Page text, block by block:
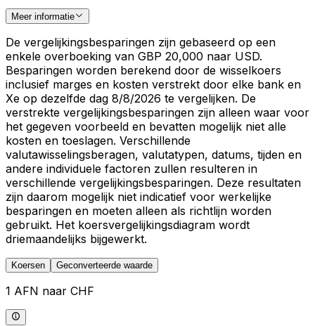
Meer informatie
De vergelijkingsbesparingen zijn gebaseerd op een
enkele overboeking van GBP 20,000 naar USD.
Besparingen worden berekend door de wisselkoers
inclusief marges en kosten verstrekt door elke bank en
Xe op dezelfde dag 8/8/2026 te vergelijken. De
verstrekte vergelijkingsbesparingen zijn alleen waar voor
het gegeven voorbeeld en bevatten mogelijk niet alle
kosten en toeslagen. Verschillende
valutawisselingsberagen, valutatypen, datums, tijden en
andere individuele factoren zullen resulteren in
verschillende vergelijkingsbesparingen. Deze resultaten
zijn daarom mogelijk niet indicatief voor werkelijke
besparingen en moeten alleen als richtlijn worden
gebruikt. Het koersvergelijkingsdiagram wordt
driemaandelijks bijgewerkt.
Koersen Geconverteerde waarde
1 AFN naar CHF